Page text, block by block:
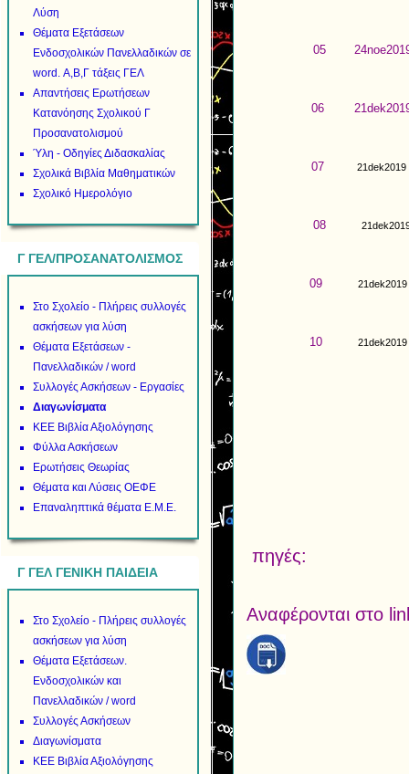
Λύση
Θέματα Εξετάσεων
Ενδοσχολικών Πανελλαδικών σε
word. Α,Β,Γ τάξεις ΓΕΛ
Απαντήσεις Ερωτήσεων
Κατανόησης Σχολικού Γ
Προσανατολισμού
Ύλη - Οδηγίες Διδασκαλίας
Σχολικά Βιβλία Μαθηματικών
Σχολικό Ημερολόγιο
Γ ΓΕΛ/ΠΡΟΣΑΝΑΤΟΛΙΣΜΟΣ
Στο Σχολείο - Πλήρεις συλλογές
ασκήσεων για λύση
Θέματα Εξετάσεων -
Πανελλαδικών / word
Συλλογές Ασκήσεων - Εργασίες
Διαγωνίσματα
ΚΕΕ Βιβλία Αξιολόγησης
Φύλλα Ασκήσεων
Ερωτήσεις Θεωρίας
Θέματα και Λύσεις ΟΕΦΕ
Επαναληπτικά θέματα Ε.Μ.Ε.
Γ ΓΕΛ ΓΕΝΙΚΗ ΠΑΙΔΕΙΑ
Στο Σχολείο - Πλήρεις συλλογές
ασκήσεων για λύση
Θέματα Εξετάσεων.
Ενδοσχολικών και
Πανελλαδικών / word
Συλλογές Ασκήσεων
Διαγωνίσματα
ΚΕΕ Βιβλία Αξιολόγησης
05
06
07 21dek2019
08
09 21dek2019
10 21dek2019
πηγές:
Αναφέρονται στο